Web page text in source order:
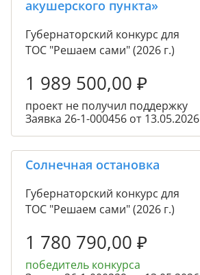
акушерского пункта»
Губернаторский конкурс для
ТОС "Решаем сами" (2026 г.)
1 989 500,00 ₽
проект не получил поддержку
Заявка 26-1-000456 от 13.05.2026
Солнечная остановка
Губернаторский конкурс для
ТОС "Решаем сами" (2026 г.)
1 780 790,00 ₽
победитель конкурса